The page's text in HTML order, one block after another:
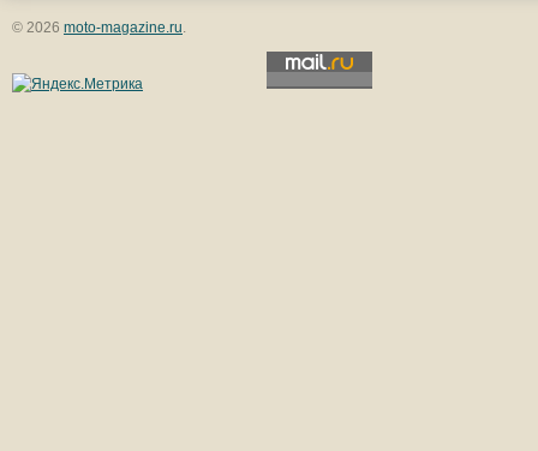
© 2026 moto-magazine.ru.